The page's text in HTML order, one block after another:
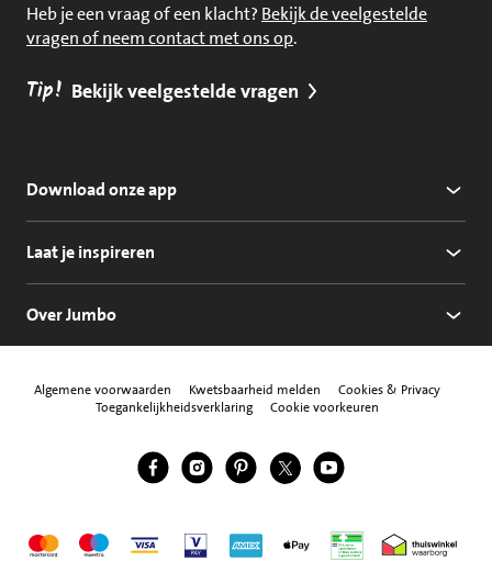
Heb je een vraag of een klacht? Bekijk de veelgestelde
vragen of neem contact met ons op.
Tip! Bekijk veelgestelde vragen
Download onze app
Laat je inspireren
Over Jumbo
Algemene voorwaarden Kwetsbaarheid melden
Cookies & Privacy
Toegankelijkheidsverklaring
Cookie voorkeuren
Volg ons
Jumbo Facebook
Jumbo Instagram
Jumbo Pinterest
Jumbo Twitter
Jumbo YouTube
MastercardMaestroVisa Vpay American Express
Apple Pay Thuiswinkel